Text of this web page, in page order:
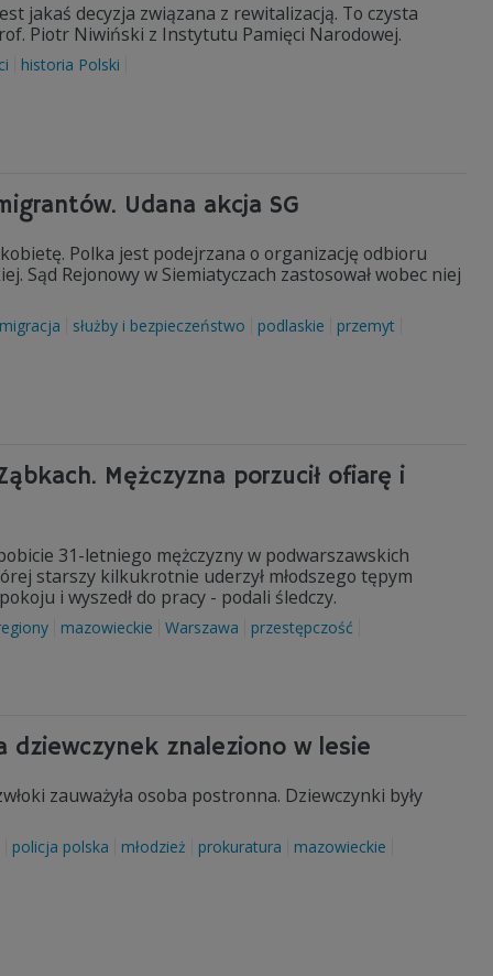
jakaś decyzja związana z rewitalizacją. To czysta
Piotr Niwiński z Instytutu Pamięci Narodowej.
historia Polski
Udana akcja SG
Polka jest podejrzana o organizację odbioru
Sąd Rejonowy w Siemiatyczach zastosował wobec niej
migracja służby i bezpieczeństwo podlaskie przemyt
Mężczyzna porzucił ofiarę i
31-letniego mężczyzny w podwarszawskich
starszy kilkukrotnie uderzył młodszego tępym
i wyszedł do pracy - podali śledczy.
mazowieckie Warszawa przestępczość
dziewczynek znaleziono w lesie
zauważyła osoba postronna. Dziewczynki były
policja polska młodzież prokuratura mazowieckie